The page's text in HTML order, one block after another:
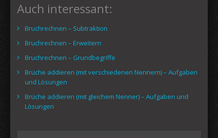
Auch interessant:
Bruchrechnen – Subtraktion
Bruchrechnen – Erweitern
Bruchrechnen – Grundbegriffe
Brüche addieren (mit verschiedenen Nennern) – Aufgaben
und Lösungen
Brüche addieren (mit gleichem Nenner) – Aufgaben und
Lösungen